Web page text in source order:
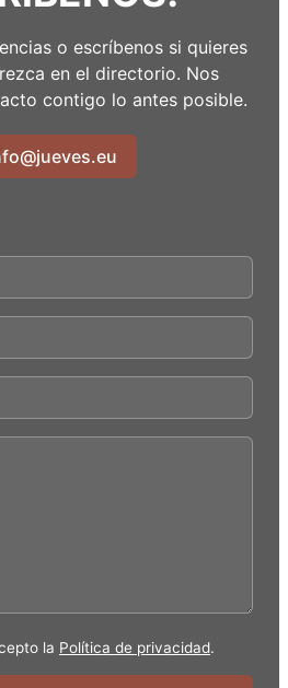
o escríbenos si quieres
en el directorio. Nos
contigo lo antes posible.
la Política de privacidad.